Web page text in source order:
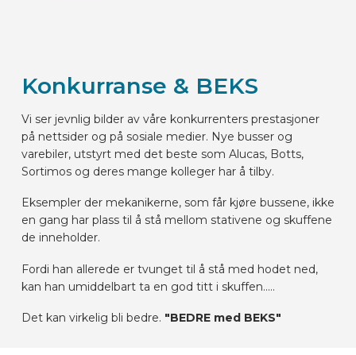
Konkurranse & BEKS
Vi ser jevnlig bilder av våre konkurrenters prestasjoner
på nettsider og på sosiale medier. Nye busser og
varebiler, utstyrt med det beste som Alucas, Botts,
Sortimos og deres mange kolleger har å tilby.
Eksempler der mekanikerne, som får kjøre bussene, ikke
en gang har plass til å stå mellom stativene og skuffene
de inneholder.
Fordi han allerede er tvunget til å stå med hodet ned,
kan han umiddelbart ta en god titt i skuffen.....
Det kan virkelig bli bedre. "BEDRE med BEKS"